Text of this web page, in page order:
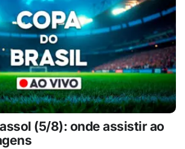
(5/8): onde assistir ao